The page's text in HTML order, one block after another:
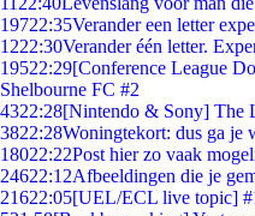
19722:35Verander een letter
1222:30Verander één letter.
19522:29[Conference League
Shelbourne FC #2
4322:28[Nintendo & Sony] The
3822:28Woningtekort: dus ga je
18022:22Post hier zo vaak
24622:12Afbeeldingen die je
21622:05[UEL/ECL live topic]